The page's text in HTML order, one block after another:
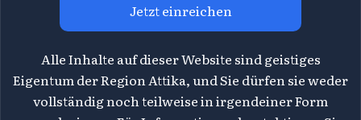
Jetzt einreichen
Alle Inhalte auf dieser Website sind geistiges
Eigentum der Region Attika, und Sie dürfen sie weder
vollständig noch teilweise in irgendeiner Form